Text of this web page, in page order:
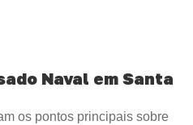
Naval em Santa
os pontos principais sobre